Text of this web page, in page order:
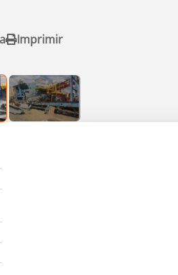
Imprimir